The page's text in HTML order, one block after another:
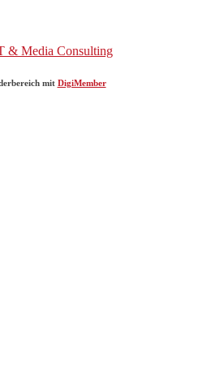
& Media Consulting
mit DigiMember